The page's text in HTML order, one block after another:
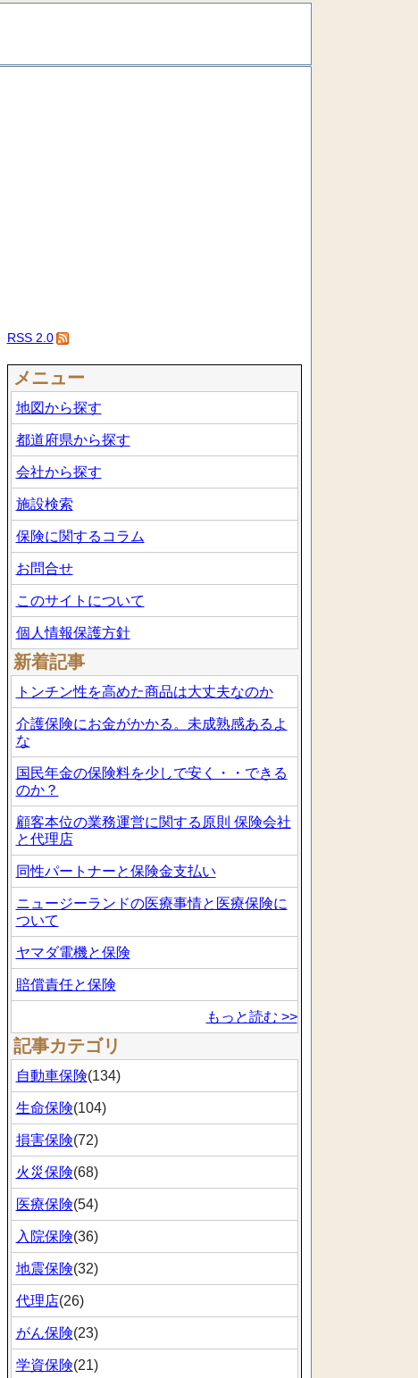
RSS 2.0
メニュー
地図から探す
都道府県から探す
会社から探す
施設検索
保険に関するコラム
お問合せ
このサイトについて
個人情報保護方針
新着記事
トンチン性を高めた商品は大丈夫なのか
介護保険にお金がかかる。未成熟感あるよ
な
国民年金の保険料を少しで安く・・できる
のか？
顧客本位の業務運営に関する原則 保険会社
と代理店
同性パートナーと保険金支払い
ニュージーランドの医療事情と医療保険に
ついて
ヤマダ電機と保険
賠償責任と保険
もっと読む >>
記事カテゴリ
自動車保険(134)
生命保険(104)
損害保険(72)
火災保険(68)
医療保険(54)
入院保険(36)
地震保険(32)
代理店(26)
がん保険(23)
学資保険(21)